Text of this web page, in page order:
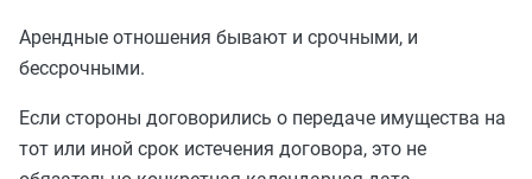
Арендные отношения бывают и срочными, и
бессрочными.
Если стороны договорились о передаче имущества на
тот или иной срок истечения договора, это не